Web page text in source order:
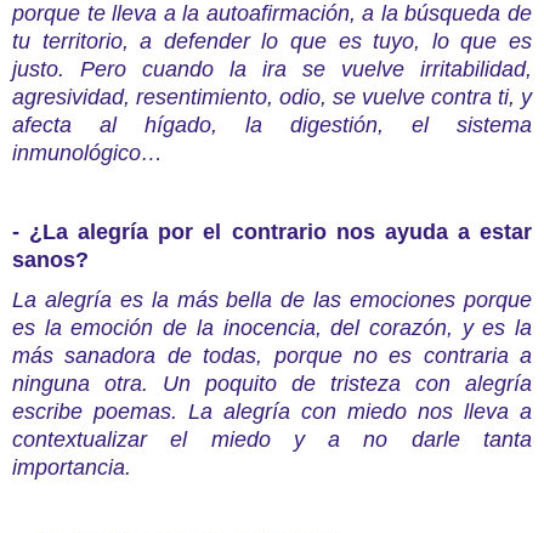
porque te lleva a la autoafirmación, a la búsqueda de
tu territorio, a defender lo que es tuyo, lo que es
justo. Pero cuando la ira se vuelve irritabilidad,
agresividad, resentimiento, odio, se vuelve contra ti, y
afecta al hígado, la digestión, el sistema
inmunológico…
- ¿La alegría por el contrario nos ayuda a estar
sanos?
La alegría es la más bella de las emociones porque
es la emoción de la inocencia, del corazón, y es la
más sanadora de todas, porque no es contraria a
ninguna otra. Un poquito de tristeza con alegría
escribe poemas. La alegría con miedo nos lleva a
contextualizar el miedo y a no darle tanta
importancia.